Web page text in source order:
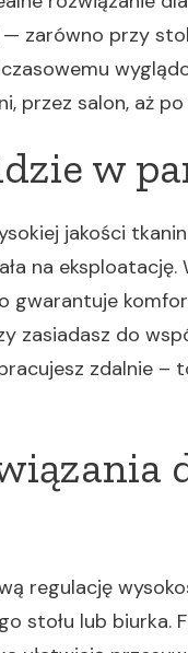
zarówno przy
przez salon, aż
w
jakości
na eksploatację.
gwarantuje
zasiadasz do
zdalnie –
regulację
stołu lub biurka.